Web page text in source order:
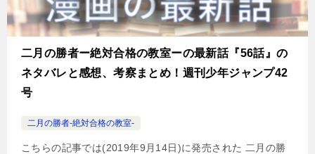
二月の勝者ー絶対合格の教室ーの最新話『56話』の
ネタバレと感想、考察まとめ！週刊少年ジャンプ42
号
二月の勝者-絶対合格の教室-
こちらの記事では(2019年9月14日)に発売された 二月の勝